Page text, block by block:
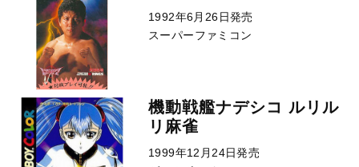
1992年6月26日発売
スーパーファミコン
機動戦艦ナデシコ ルリル
リ麻雀
1999年12月24日発売